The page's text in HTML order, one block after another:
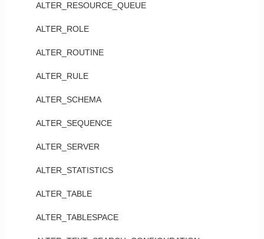
ALTER_RESOURCE_QUEUE
ALTER_ROLE
ALTER_ROUTINE
ALTER_RULE
ALTER_SCHEMA
ALTER_SEQUENCE
ALTER_SERVER
ALTER_STATISTICS
ALTER_TABLE
ALTER_TABLESPACE